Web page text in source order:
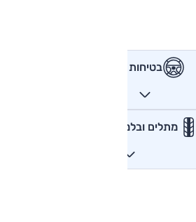
בטיחות
מתלים ובלמים